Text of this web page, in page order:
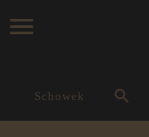
Schowek